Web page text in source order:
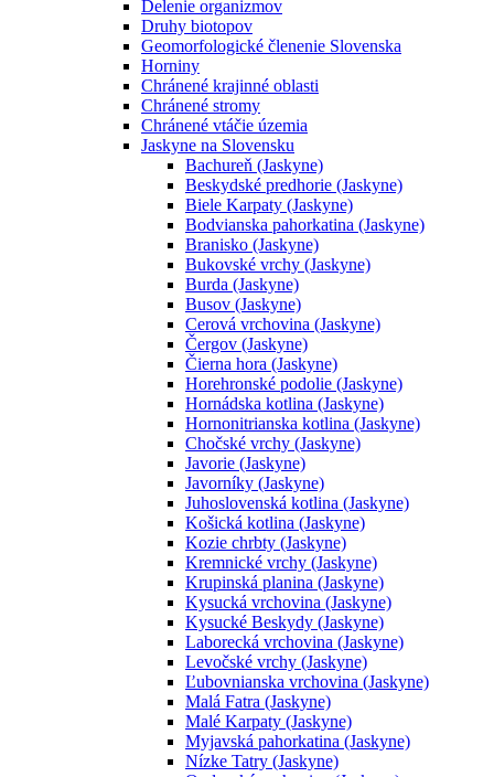
Delenie organizmov
Druhy biotopov
Geomorfologické členenie Slovenska
Horniny
Chránené krajinné oblasti
Chránené stromy
Chránené vtáčie územia
Jaskyne na Slovensku
Bachureň (Jaskyne)
Beskydské predhorie (Jaskyne)
Biele Karpaty (Jaskyne)
Bodvianska pahorkatina (Jaskyne)
Branisko (Jaskyne)
Bukovské vrchy (Jaskyne)
Burda (Jaskyne)
Busov (Jaskyne)
Cerová vrchovina (Jaskyne)
Čergov (Jaskyne)
Čierna hora (Jaskyne)
Horehronské podolie (Jaskyne)
Hornádska kotlina (Jaskyne)
Hornonitrianska kotlina (Jaskyne)
Chočské vrchy (Jaskyne)
Javorie (Jaskyne)
Javorníky (Jaskyne)
Juhoslovenská kotlina (Jaskyne)
Košická kotlina (Jaskyne)
Kozie chrbty (Jaskyne)
Kremnické vrchy (Jaskyne)
Krupinská planina (Jaskyne)
Kysucká vrchovina (Jaskyne)
Kysucké Beskydy (Jaskyne)
Laborecká vrchovina (Jaskyne)
Levočské vrchy (Jaskyne)
Ľubovnianska vrchovina (Jaskyne)
Malá Fatra (Jaskyne)
Malé Karpaty (Jaskyne)
Myjavská pahorkatina (Jaskyne)
Nízke Tatry (Jaskyne)